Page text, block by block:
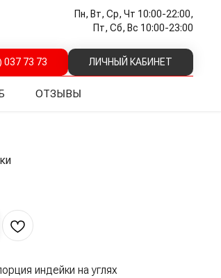
Пн, Вт, Ср, Чт 10:00-22:00,
Пт, Сб, Вс 10:00-23:00
037 73 73 ЛИЧНЫЙ КАБИНЕТ
ОТЗЫВЫ
индейки на углях